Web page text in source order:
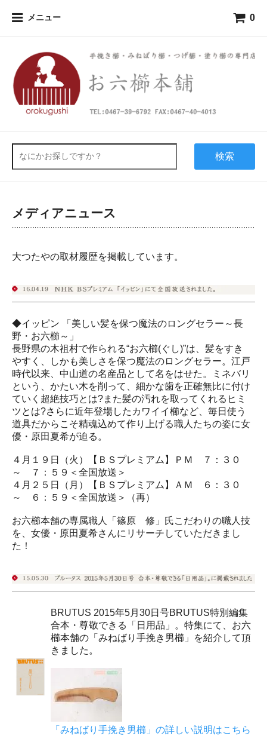
メニュー 0
検索
メディアニュース
大つたやの取材履歴を掲載しています。
◆イッピン 「美しい髪を保つ魔法のロングセラー～長
野・お六櫛～」
長野県の木祖村で作られる“お六櫛(ぐし)”は、髪をすき
やすく、しかも美しさを保つ魔法のロングセラー。江戸
時代以来、中山道の名産品として名をはせた。ミネバリ
という、かたい木を削って、細かな歯を正確無比に付け
ていく超絶技巧とは?また髪の汚れを取ってくれるヒミ
ツとは?さらに近年登場したカワイイ櫛など、毎日使う
道具だからこそ精魂込めて作り上げる職人たちの姿に女
優・原田夏希が迫る。
４月１９日（火）【ＢＳプレミアム】ＰＭ ７：３０
～ ７：５９＜全国放送＞
４月２５日（月）【ＢＳプレミアム】ＡＭ ６：３０
～ ６：５９＜全国放送＞（再）
お六櫛本舗の専属職人「篠原 修」氏こだわりの職人技
を、女優・原田夏希さんにリサーチしていただきまし
た！
BRUTUS 2015年5月30日号BRUTUS特別編集
合本・尊敬できる「日用品」。特集にて、お六
櫛本舗の「みねばり手挽き男櫛」を紹介して頂
きました。
「みねばり手挽き男櫛」の詳しい説明はこちら